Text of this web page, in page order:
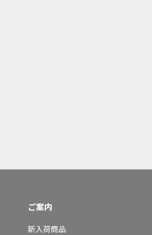
ご案内
新入荷商品